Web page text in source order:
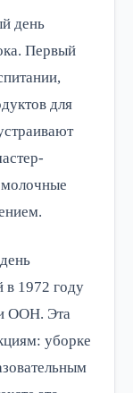
день
Первый
для
молочные
1972 году
ООН. Эта
уборке